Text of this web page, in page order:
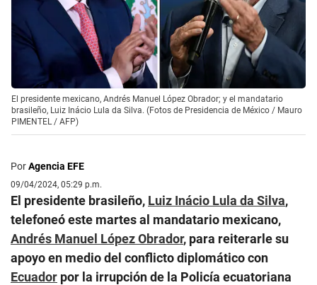
El presidente mexicano, Andrés Manuel López Obrador; y el mandatario
brasileño, Luiz Inácio Lula da Silva. (Fotos de Presidencia de México / Mauro
PIMENTEL / AFP)
PorAgencia EFE
09/04/2024, 05:29 p.m.
El presidente brasileño, Luiz Inácio Lula da Silva,
telefoneó este martes al mandatario mexicano,
Andrés Manuel López Obrador, para reiterarle su
apoyo en medio del conflicto diplomático con
Ecuador por la irrupción de la Policía ecuatoriana